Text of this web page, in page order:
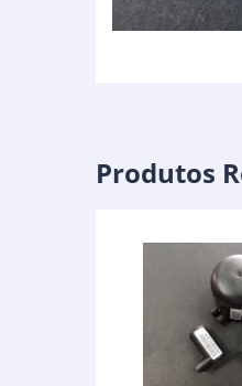
Produtos